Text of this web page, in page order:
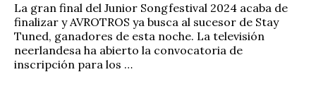
La gran final del Junior Songfestival 2024 acaba de
finalizar y AVROTROS ya busca al sucesor de Stay
Tuned, ganadores de esta noche. La televisión
neerlandesa ha abierto la convocatoria de
inscripción para los …